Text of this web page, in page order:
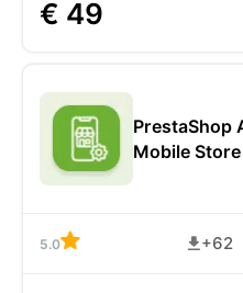
€ 49
PrestaShop
Mobile
5.0 +62